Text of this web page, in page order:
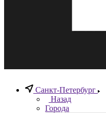
Санкт-Петербург
Назад
Города